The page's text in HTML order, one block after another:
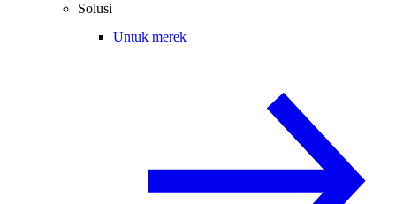
Solusi
Untuk merek